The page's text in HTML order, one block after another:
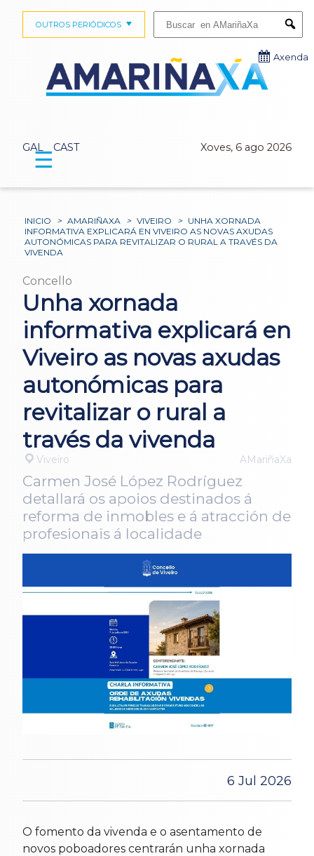
GAL CAST Xoves, 6 ago 2026
OUTROS PERIÓDICOS
Axenda
☰
INICIO > AMARIÑAXA > VIVEIRO > UNHA XORNADA
INFORMATIVA EXPLICARÁ EN VIVEIRO AS NOVAS AXUDAS
AUTONÓMICAS PARA REVITALIZAR O RURAL A TRAVÉS DA
VIVENDA
Concello
Unha xornada
informativa explicará en
Viveiro as novas axudas
autonómicas para
revitalizar o rural a
través da vivenda
Viveiro AMariñaXa
Carmen José López Rodríguez
detallará os apoios destinados á
reforma de inmobles e á atracción de
profesionais á localidade
6 Jul 2026
O fomento da vivenda e o asentamento de
novos poboadores centrarán unha xornada